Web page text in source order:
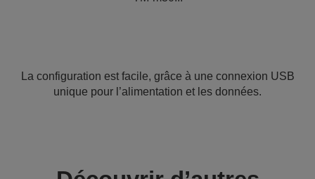
La configuration est facile, grâce à une connexion USB
unique pour l’alimentation et les données.